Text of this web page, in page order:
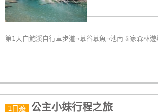
第1天白鮑溪自行車步道→慕谷慕魚→池南國家森林遊
1日遊 公主小妹行程之旅